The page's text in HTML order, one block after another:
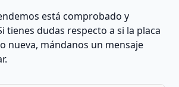
está comprobado y
tienes dudas respecto a si la placa
nueva, mándanos un mensaje